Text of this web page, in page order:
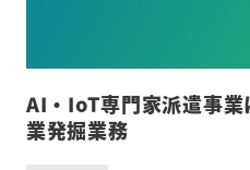
AI・IoT専門家派遣事
業発掘業務